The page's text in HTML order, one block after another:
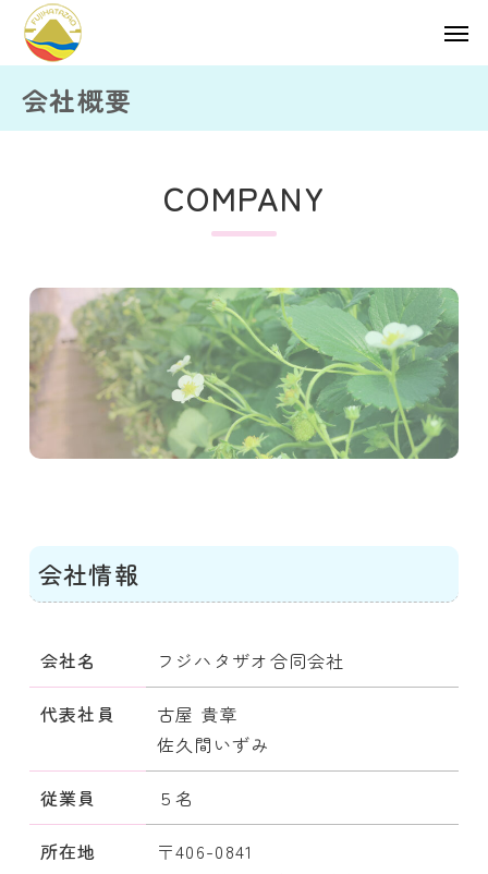
会社概要
COMPANY
会社情報
会社名 フジハタザオ合同会社
代表社員
古屋 貴章
佐久間いずみ
従業員 ５名
所在地
〒406-0841